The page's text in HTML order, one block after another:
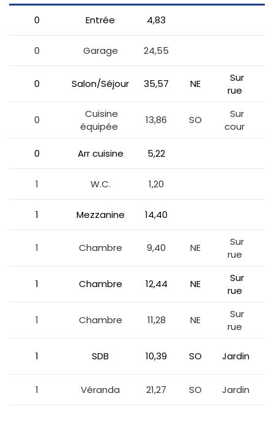
0 Entrée 4,83
0 Garage 24,55
0 Salon/Séjour 35,57 NE
Sur
rue
0
Cuisine
équipée
13,86 SO
Sur
cour
0 Arr cuisine 5,22
1 W.C. 1,20
1 Mezzanine 14,40
1 Chambre 9,40 NE
Sur
rue
1 Chambre 12,44 NE
Sur
rue
1 Chambre 11,28 NE
Sur
rue
1 SDB 10,39 SO Jardin
1 Véranda 21,27 SO Jardin